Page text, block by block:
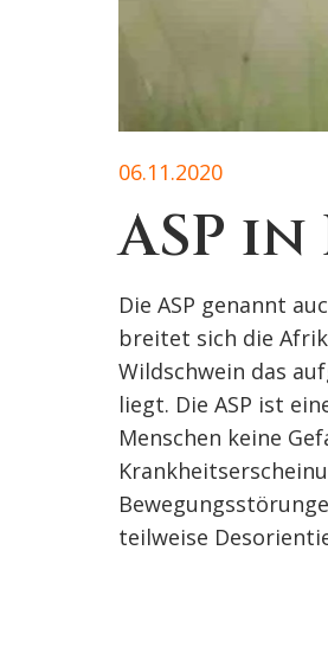
06.11.2020
ASP
Die ASP genannt
breitet sich die
Wildschwein das
liegt. Die ASP ist
Menschen keine
teilweise